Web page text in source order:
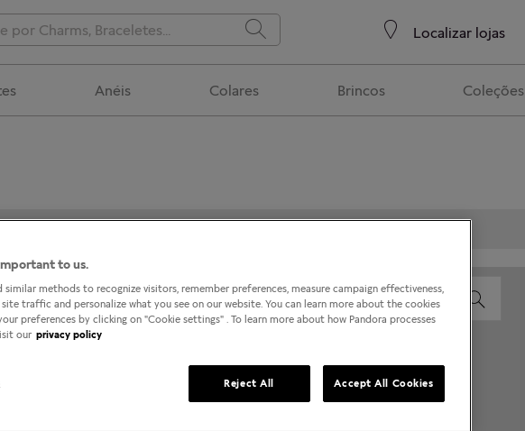
Localizar lojas
Anéis Colares Brincos Coleções
to us.
similar methods to recognize visitors, remember preferences, measure campaign effectiveness,
traffic and personalize what you see on our website. You can learn more about the cookies
preferences by clicking on "Cookie settings" . To learn more about how Pandora processes
our privacy policy
Reject All Accept All Cookies